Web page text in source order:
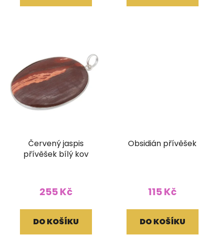
Červený jaspis
přívěšek bílý kov
255 Kč
DO KOŠÍKU
Obsidián přívěšek
115 Kč
DO KOŠÍKU